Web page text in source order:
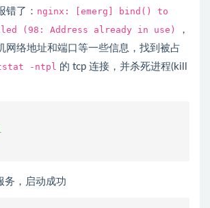
错了： nginx: [emerg] bind() to
(98: Address already in use)
，
网络地址和端口等一些信息，找到被占
-ntpl 的 tcp 连接，并杀死进程(kill
务，启动成功